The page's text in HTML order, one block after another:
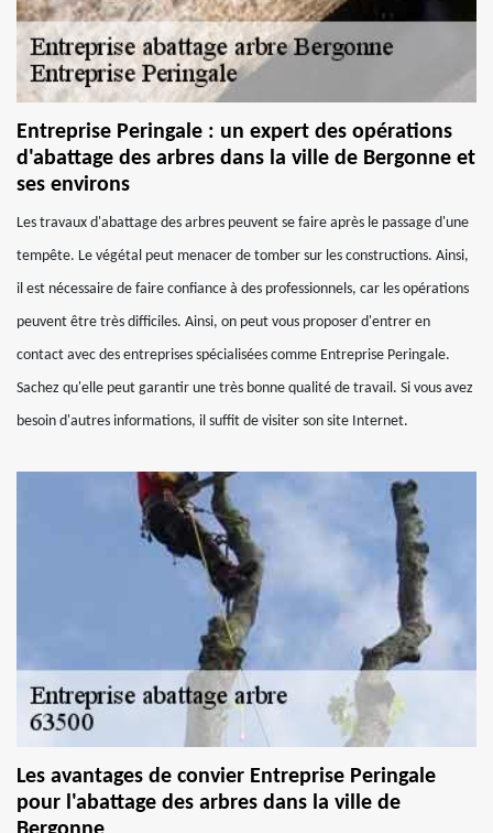
Entreprise Peringale : un expert des opérations
d'abattage des arbres dans la ville de Bergonne et
ses environs
Les travaux d'abattage des arbres peuvent se faire après le passage d'une
tempête. Le végétal peut menacer de tomber sur les constructions. Ainsi,
il est nécessaire de faire confiance à des professionnels, car les opérations
peuvent être très difficiles. Ainsi, on peut vous proposer d'entrer en
contact avec des entreprises spécialisées comme Entreprise Peringale.
Sachez qu'elle peut garantir une très bonne qualité de travail. Si vous avez
besoin d'autres informations, il suffit de visiter son site Internet.
Les avantages de convier Entreprise Peringale
pour l'abattage des arbres dans la ville de